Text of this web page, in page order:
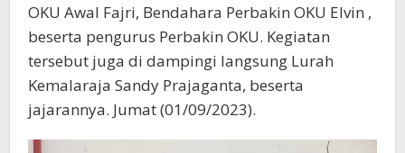
OKU Awal Fajri, Bendahara Perbakin OKU Elvin ,
beserta pengurus Perbakin OKU. Kegiatan
tersebut juga di dampingi langsung Lurah
Kemalaraja Sandy Prajaganta, beserta
jajarannya. Jumat (01/09/2023).